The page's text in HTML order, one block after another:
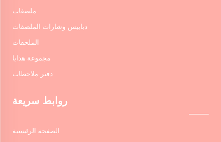
ملصقات
دبابيس وشارات الملصقات
الملحقات
مجموعة هدايا
دفتر ملاحظات
روابط سريعة
الصفحة الرئيسية